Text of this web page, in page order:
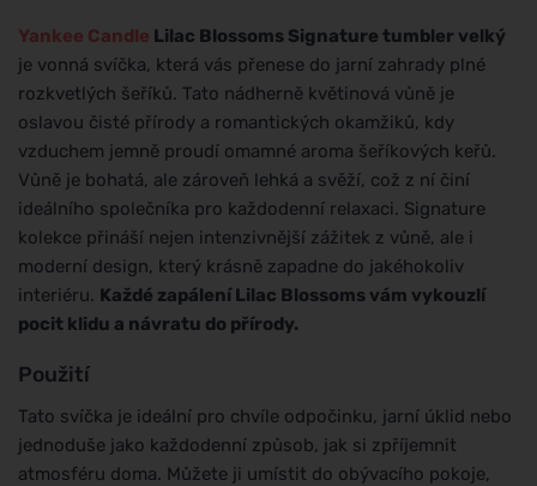
Yankee Candle Lilac Blossoms Signature tumbler velký
je vonná svíčka, která vás přenese do jarní zahrady plné
rozkvetlých šeříků. Tato nádherně květinová vůně je
oslavou čisté přírody a romantických okamžiků, kdy
vzduchem jemně proudí omamné aroma šeříkových keřů.
Vůně je bohatá, ale zároveň lehká a svěží, což z ní činí
ideálního společníka pro každodenní relaxaci. Signature
kolekce přináší nejen intenzivnější zážitek z vůně, ale i
moderní design, který krásně zapadne do jakéhokoliv
interiéru. Každé zapálení Lilac Blossoms vám vykouzlí
pocit klidu a návratu do přírody.
Použití
Tato svíčka je ideální pro chvíle odpočinku, jarní úklid nebo
jednoduše jako každodenní způsob, jak si zpříjemnit
atmosféru doma. Můžete ji umístit do obývacího pokoje,